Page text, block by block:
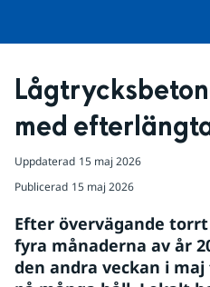
med
Uppdaterad 15 maj 2026
Publicerad 15 maj 2026
Efter övervägande
fyra månaderna av år
den andra veckan i